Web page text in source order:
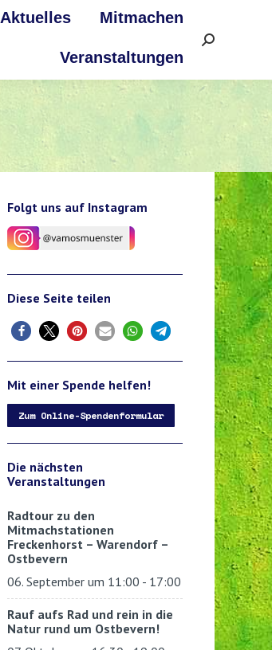
Aktuelles Mitmachen
Veranstaltungen
Search:
Folgt uns auf Instagram
Diese Seite teilen
Mit einer Spende helfen!
Zum Online-Spendenformular
Die nächsten
Veranstaltungen
Radtour zu den
Mitmachstationen
Freckenhorst – Warendorf –
Ostbevern
06. September um 11:00 - 17:00
Rauf aufs Rad und rein in die
Natur rund um Ostbevern!